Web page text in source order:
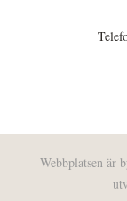
Webbplatsen är